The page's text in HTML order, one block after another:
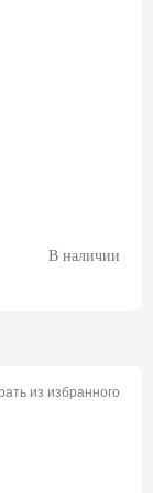
В наличии
из избранного